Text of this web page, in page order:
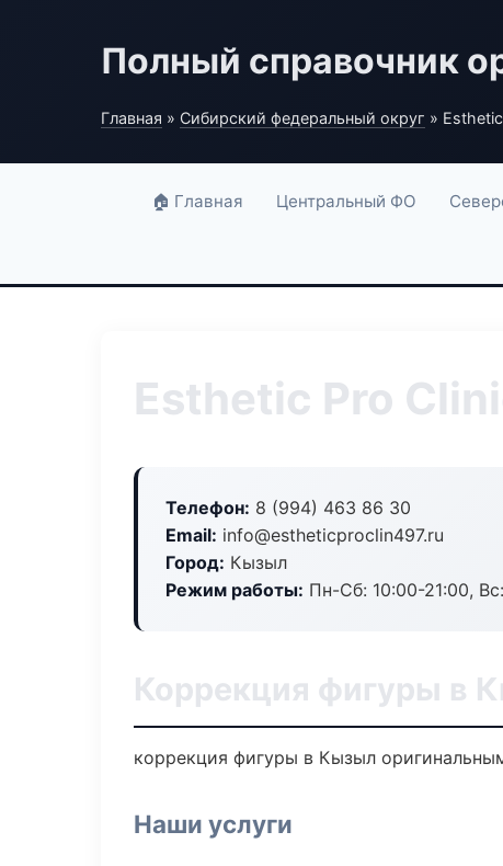
Полный справочник
Главная » Сибирский федеральный округ »
🏠 Главная Центральный ФО
Esthetic Pro
Телефон: 8 (994) 463 86 30
Email: info@estheticproclin497.ru
Город: Кызыл
Режим работы: Пн-Сб: 10:00-21:00,
Коррекция фигуры в
коррекция фигуры в Кызыл
Наши услуги